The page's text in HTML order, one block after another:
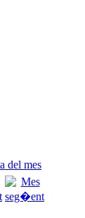
del mes